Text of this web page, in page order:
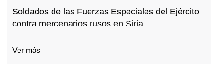
Soldados de las Fuerzas Especiales del Ejército
contra mercenarios rusos en Siria
Ver más